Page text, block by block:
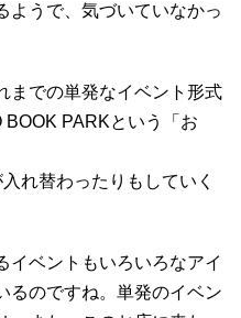
ようで、気づいていなかっ
までの単発なイベント形式
PARKという「お
れ替わったりもしていく
イベントもいろいろなアイ
るのですね。単発のイベン